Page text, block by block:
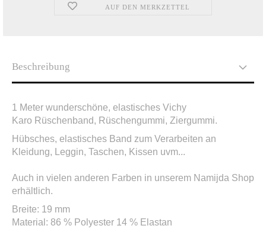
AUF DEN MERKZETTEL
Beschreibung
1 Meter wunderschöne, elastisches Vichy
Karo Rüschenband, Rüschengummi, Ziergummi.
Hübsches, elastisches Band zum Verarbeiten an
Kleidung, Leggin, Taschen, Kissen uvm...
Auch in vielen anderen Farben in unserem Namijda Shop
erhältlich.
Breite: 19 mm
Material: 86 % Polyester 14 % Elastan